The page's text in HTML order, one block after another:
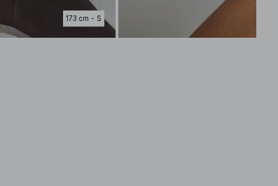
173 cm - S